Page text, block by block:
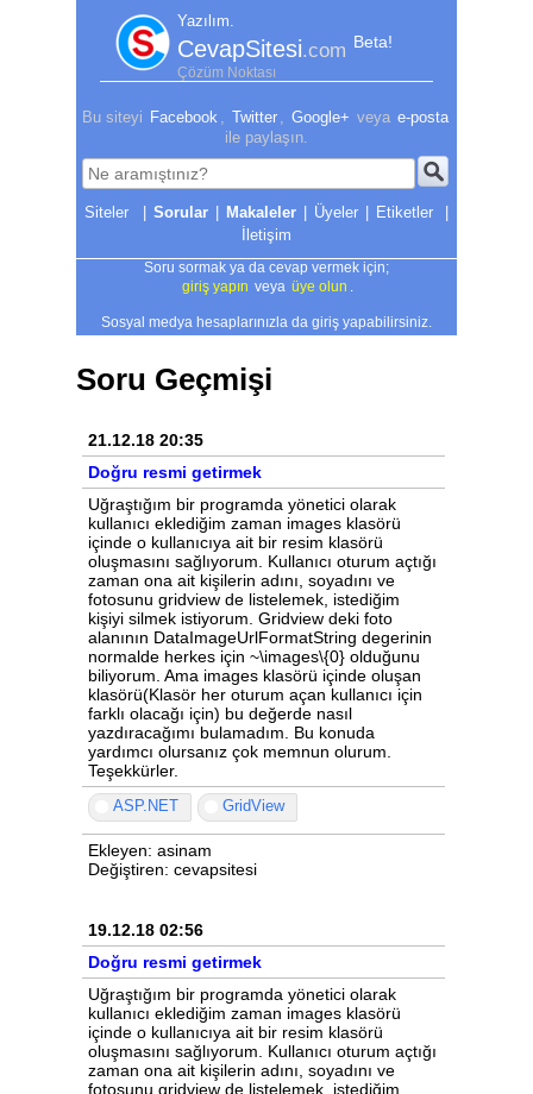
Yazılım.
CevapSitesi.com Beta!
Çözüm Noktası
Bu siteyi Facebook Twitter Google+ veya e-posta
ile paylaşın.
| Sorular | Makaleler | Üyeler | Etiketler
|
İletişim
Soru sormak ya da cevap vermek için;
giriş yapın veya üye olun
Sosyal medya hesaplarınızla da giriş yapabilirsiniz.
Soru Geçmişi
21.12.18 20:35
Doğru resmi getirmek
Uğraştığım bir programda yönetici olarak
kullanıcı eklediğim zaman images klasörü
içinde o kullanıcıya ait bir resim klasörü
oluşmasını sağlıyorum. Kullanıcı oturum açtığı
zaman ona ait kişilerin adını, soyadını ve
fotosunu gridview de listelemek, istediğim
kişiyi silmek istiyorum. Gridview deki foto
alanının DataImageUrlFormatString degerinin
normalde herkes için ~\images\{0} olduğunu
biliyorum. Ama images klasörü içinde oluşan
klasörü(Klasör her oturum açan kullanıcı için
farklı olacağı için) bu değerde nasıl
yazdıracağımı bulamadım. Bu konuda
yardımcı olursanız çok memnun olurum.
Teşekkürler.
ASP.NET GridView
Ekleyen: asinam
Değiştiren: cevapsitesi
19.12.18 02:56
Doğru resmi getirmek
Uğraştığım bir programda yönetici olarak
kullanıcı eklediğim zaman images klasörü
içinde o kullanıcıya ait bir resim klasörü
oluşmasını sağlıyorum. Kullanıcı oturum açtığı
zaman ona ait kişilerin adını, soyadını ve
fotosunu gridview de listelemek, istediğim